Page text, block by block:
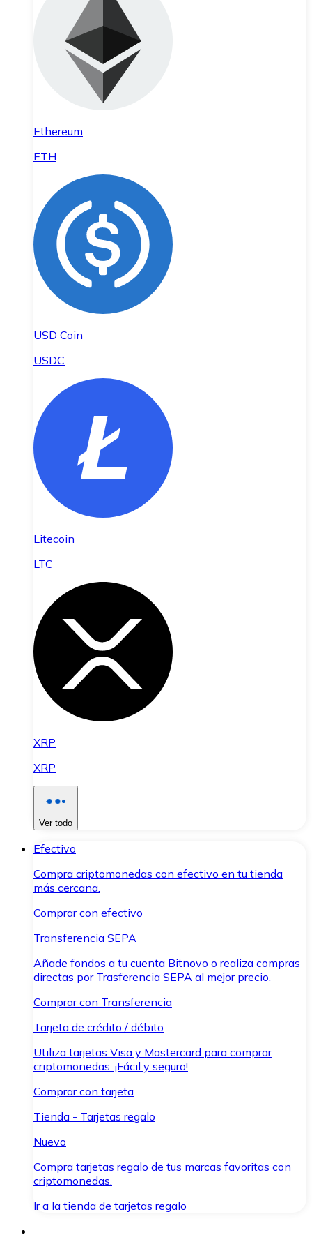
Ethereum
ETH
USD Coin
USDC
Litecoin
LTC
XRP
XRP
Ver todo
Efectivo
Compra criptomonedas con efectivo en tu tienda
más cercana.
Comprar con efectivo
Transferencia SEPA
Añade fondos a tu cuenta Bitnovo o realiza compras
directas por Trasferencia SEPA al mejor precio.
Comprar con Transferencia
Tarjeta de crédito / débito
Utiliza tarjetas Visa y Mastercard para comprar
criptomonedas. ¡Fácil y seguro!
Comprar con tarjeta
Tienda - Tarjetas regalo
Nuevo
Compra tarjetas regalo de tus marcas favoritas con
criptomonedas.
Ir a la tienda de tarjetas regalo